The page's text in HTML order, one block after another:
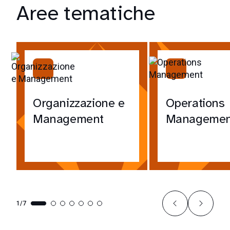
Aree tematiche
Organizzazione e
Management
Operations
1/7